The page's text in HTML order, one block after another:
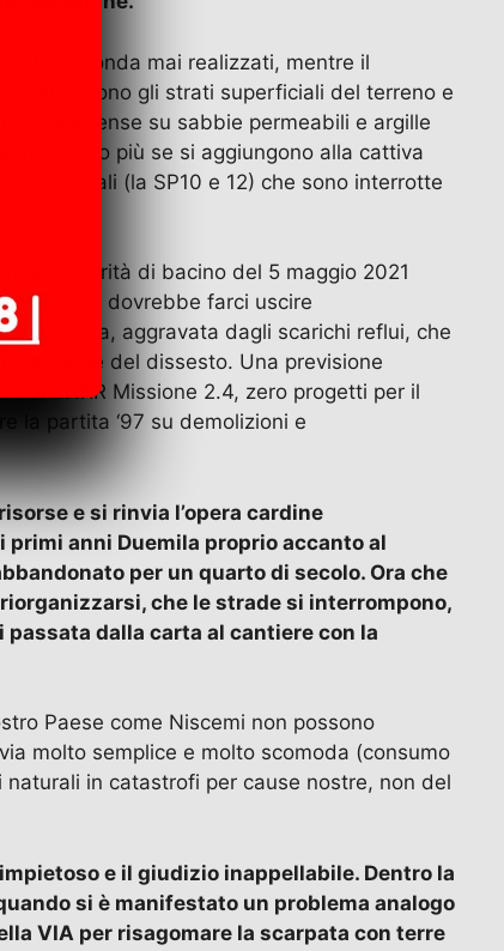
di gronda mai realizzati, mentre il
gli strati superficiali del terreno e
piogge intense su sabbie permeabili e argille
(tanto più se si aggiungono alla cattiva
provinciali (la SP10 e 12) che sono interrotte
di bacino del 5 maggio 2021
che dovrebbe farci uscire
erosiva, aggravata dagli scarichi reflui, che
del dissesto. Una previsione
PNRR Missione 2.4, zero progetti per il
la partita ‘97 su demolizioni e
e si rinvia l’opera cardine
anni Duemila proprio accanto al
per un quarto di secolo. Ora che
che le strade si interrompono,
dalla carta al cantiere con la
Paese come Niscemi non possono
molto semplice e molto scomoda (consumo
in catastrofi per cause nostre, non del
e il giudizio inappellabile. Dentro la
si è manifestato un problema analogo
VIA per risagomare la scarpata con terre